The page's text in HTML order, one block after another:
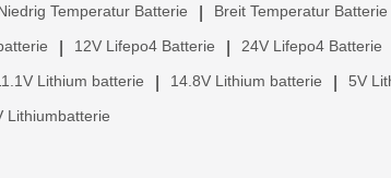
Temperatur Batterie Breit Temperatur Batterie
12V Lifepo4 Batterie 24V Lifepo4 Batterie
Lithium batterie 14.8V Lithium batterie 5V
Lithiumbatterie